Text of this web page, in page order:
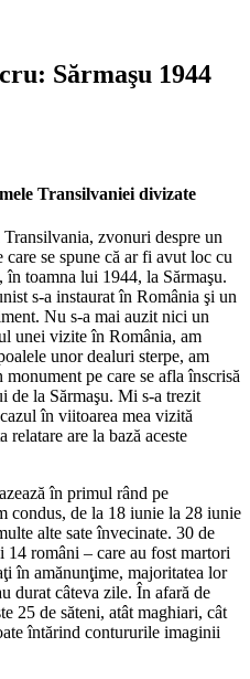
Sărmaşu 1944
Transilvaniei divizate
zvonuri despre un
se spune că ar fi avut loc cu
toamna lui 1944, la Sărmaşu.
s-a instaurat în România şi un
Nu s-a mai auzit nici un
unei vizite în România, am
unor dealuri sterpe, am
pe care se afla înscrisă
de la Sărmaşu. Mi s-a trezit
în viitoarea mea vizită
relatare are la bază aceste
în primul rând pe
condus, de la 18 iunie la 28 iunie
alte sate învecinate. 30 de
români – care au fost martori
în amănunţime, majoritatea lor
durat câteva zile. În afară de
25 de săteni, atât maghiari, cât
întărind contururile imaginii